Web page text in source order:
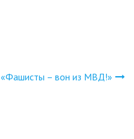
«Фашисты – вон из МВД!»